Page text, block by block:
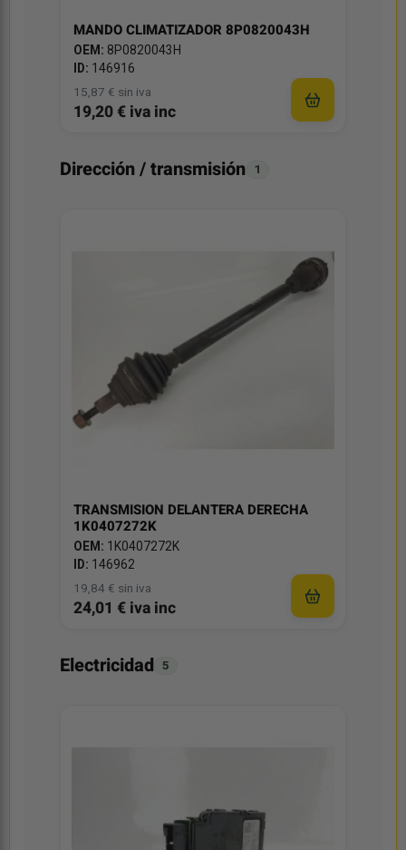
MANDO CLIMATIZADOR 8P0820043H
OEM: 8P0820043H
ID: 146916
15,87 € sin iva
19,20 € iva inc
Dirección / transmisión 1
TRANSMISION DELANTERA DERECHA
1K0407272K
OEM: 1K0407272K
ID: 146962
19,84 € sin iva
24,01 € iva inc
Electricidad 5